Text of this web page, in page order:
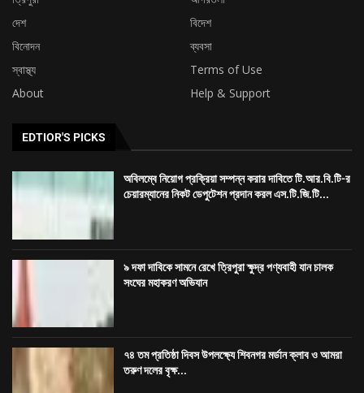
চেয়ারম্যানের নিকট ডেপুটেশন প্রদান করল এস.টি.জি.টি...
৯ দফা দাবিকে সামনে রেখে ত্রিপুরা ক্ষুদ্র পণ্যবাহী যান চালক
সংঘের মহাকরণ অভিযান
৭৪ তম প্রতিষ্ঠা দিবস উপলক্ষ্যে শিবনগর মর্ডান ক্লাব ও আমরা
তরুণ দলের বৃক্ষ...
অবিলম্বে নিয়োগ প্রক্রিয়া সম্পন্ন করার দাবিতে টি.আর.বি.টি-র চেয়ারম্যানের নিকট ডেপুটেশন
৯ দফা দাবিকে সামনে রেখে ত্রিপুরা ক্ষুদ্র পণ্যবাহী যান চালক সংঘের মহাকরণ অভিযান